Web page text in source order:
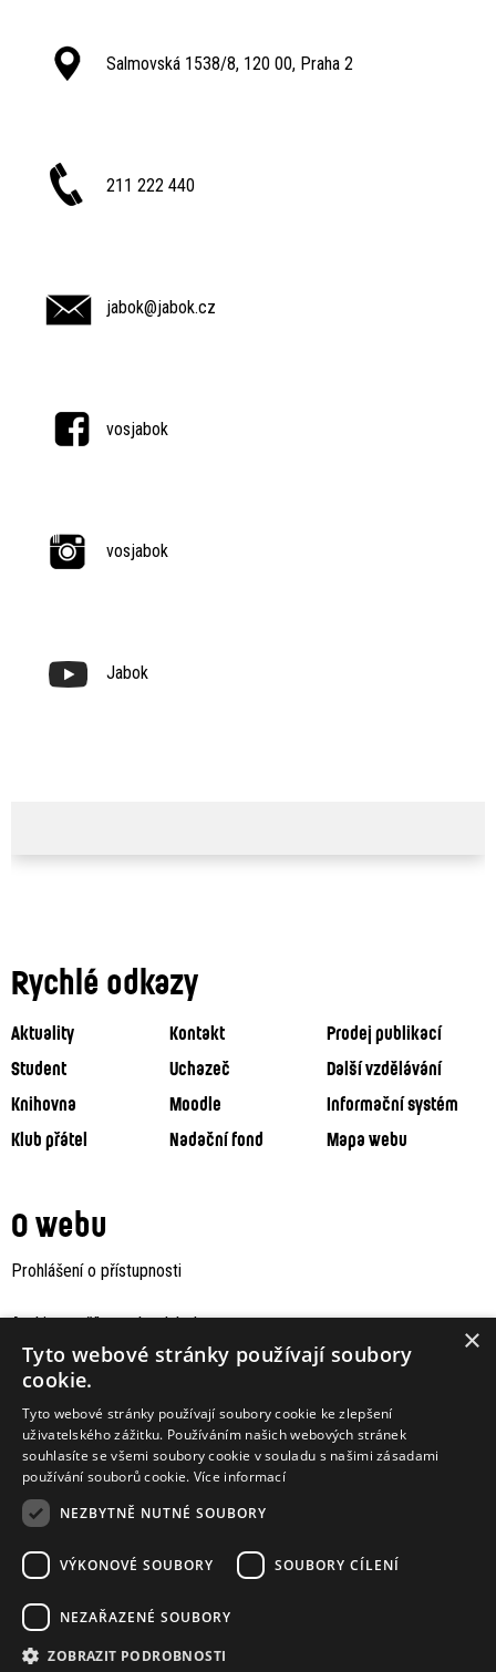
Salmovská 1538/8, 120 00, Praha 2
211 222 440
jabok@jabok.cz
vosjabok
vosjabok
Jabok
Rychlé odkazy
Aktuality Kontakt
Prodej publikací
Student
Uchazeč
Další vzdělávání
Knihovna
Moodle
Informační systém
Klub přátel
Nadační fond Mapa webu
O webu
Prohlášení o přístupnosti
Archiv staršího webu Jaboku
Podporují nás
×
Tyto webové stránky používají soubory
cookie.
Tyto webové stránky používají soubory cookie ke zlepšení
uživatelského zážitku. Používáním našich webových stránek
souhlasíte se všemi soubory cookie v souladu s našimi zásadami
používání souborů cookie. Více informací
NEZBYTNĚ NUTNÉ SOUBORY
VÝKONOVÉ SOUBORY SOUBORY CÍLENÍ
NEZAŘAZENÉ SOUBORY
ZOBRAZIT PODROBNOSTI